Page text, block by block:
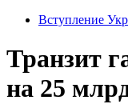
Вступление
Транзит
на 25